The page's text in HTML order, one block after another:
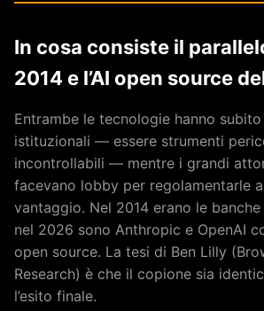
In cosa consiste il
2014 e l’AI open source
Entrambe le tecnologie hanno
istituzionali — essere strumenti
incontrollabili — mentre i grandi
facevano lobby per regolamentarle
vantaggio. Nel 2014 erano le
nel 2026 sono Anthropic e OpenAI
open source. La tesi di Ben Lilly
Research) è che il copione sia
l’esito finale.